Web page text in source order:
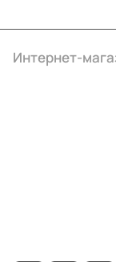
Интернет-